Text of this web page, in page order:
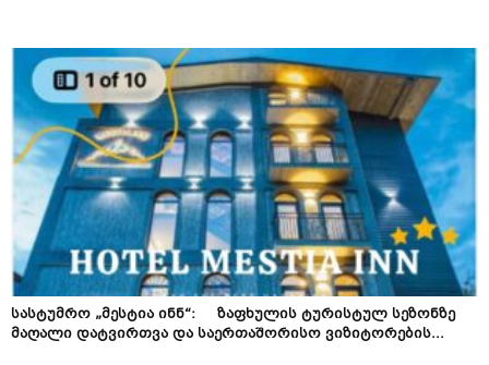
სასტუმრო „მესტია ინნ“: ზაფხულის ტურისტულ სეზონზე
მაღალი დატვირთვა და საერთაშორისო ვიზიტორების...